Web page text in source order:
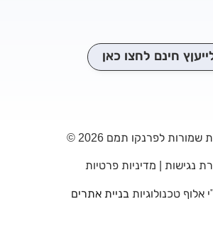
חינם לחצו כאן
לפרנקו תמם 2026 ©
|מדיניות פרטיות
טכנולוגיותבניית אתרים